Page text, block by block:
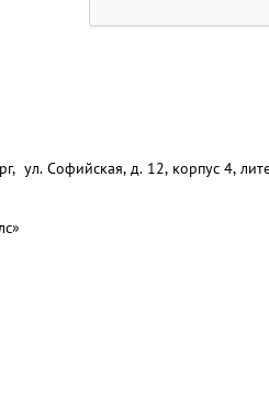
ул. Софийская, д. 12, корпус 4,